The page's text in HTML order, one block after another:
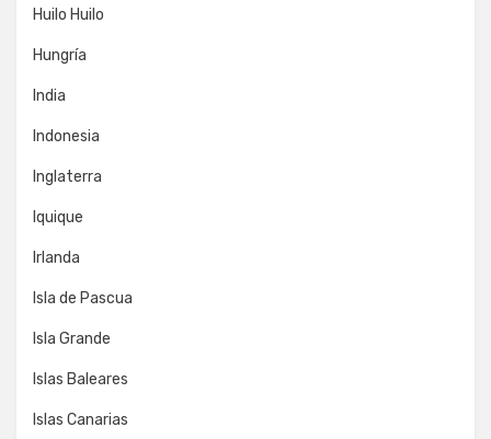
Huilo Huilo
Hungría
India
Indonesia
Inglaterra
Iquique
Irlanda
Isla de Pascua
Isla Grande
Islas Baleares
Islas Canarias